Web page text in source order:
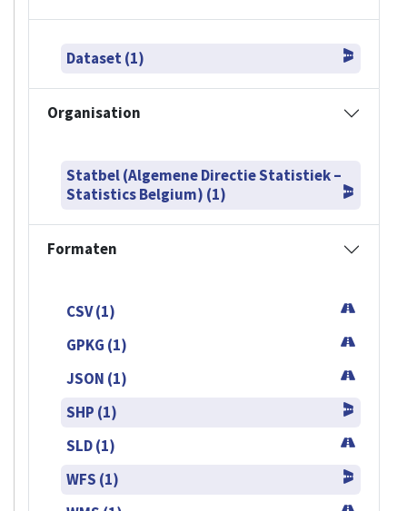
Dataset (1)
Organisation
Statbel (Algemene Directie Statistiek –
Statistics Belgium) (1)
Formaten
CSV (1)
GPKG (1)
JSON (1)
SHP (1)
SLD (1)
WFS (1)